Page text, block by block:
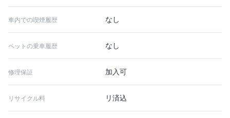
車内での喫煙履歴 なし
ペットの乗車履歴 なし
修理保証 加入可
リサイクル料 リ済込